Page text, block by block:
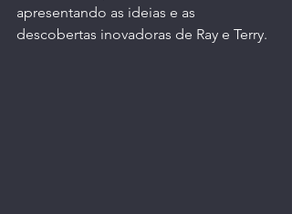
apresentando as ideias e as
descobertas inovadoras de Ray e Terry.